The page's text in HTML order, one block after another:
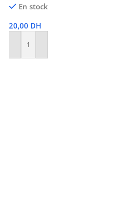
En stock
20,00 DH
Ajouter Au Panier